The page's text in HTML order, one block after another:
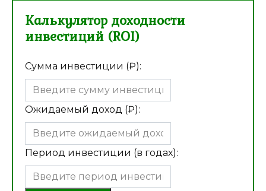
Калькулятор доходности
инвестиций (ROI)
Сумма инвестиции (₽):
Ожидаемый доход (₽):
Период инвестиции (в годах):